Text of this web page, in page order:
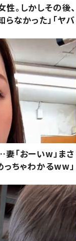
。しかしその後、
なかった」「ヤバ
「おーいw」まさ
っちゃわかるww」